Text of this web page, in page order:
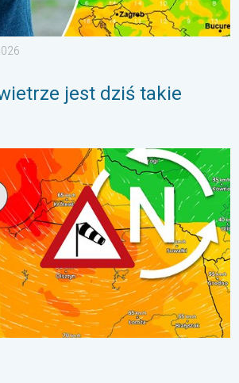
jest dziś takie
wysokie fale, cofka. Niż nad Bałtykiem.